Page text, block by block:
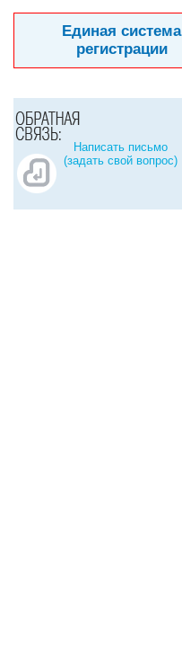
Единая система
регистрации
Написать письмо
(задать свой вопрос)